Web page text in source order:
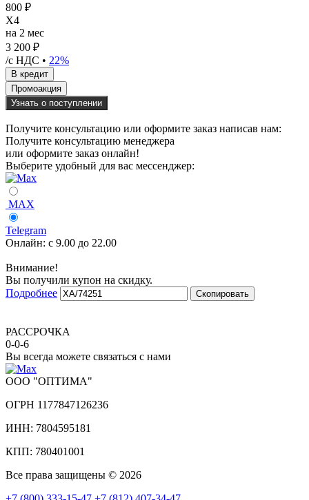
800 ₽
X4
на 2 мес
3 200 ₽
/с НДС • 22%
Узнать о поступлении
Получите консультацию или оформите заказ написав нам:
Получите консультацию менеджера
или оформите заказ онлайн!
Выберите удобный для вас мессенджер:
MAX
Telegram
Онлайн: с 9.00 до 22.00
Внимание!
Вы получили купон на скидку.
Подробнее
Скопировать
РАССРОЧКА
0-0-6
Вы всегда можете связаться с нами
ООО "ОПТИМА"
ОГРН 1177847126236
ИНН: 7804595181
КПП: 780401001
Все права защищены © 2026